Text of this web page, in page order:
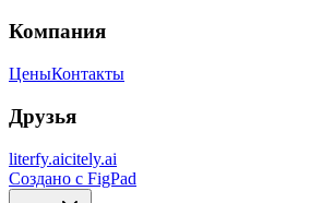
Компания
ЦеныКонтакты
Друзья
literfy.aicitely.ai
Создано с FigPad